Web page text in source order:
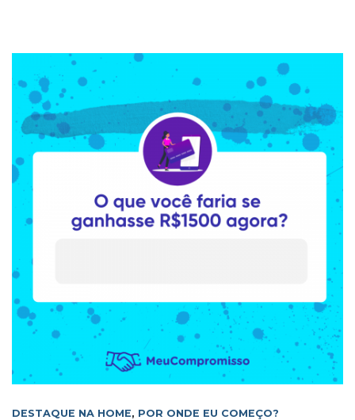
DESTAQUE NA HOME, POR ONDE EU COMEÇO?